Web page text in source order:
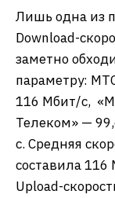
Лишь одна из
Download-
заметно
параметру:
116 Мбит/с,
Телеком» —
с. Средняя
составила
Upload-